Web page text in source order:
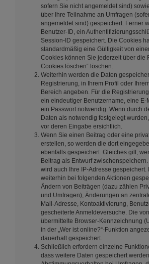
sofern Sie nicht angemeldet sind)
über Ihre Teilnahme an Umfragen
angemeldet sind) gespeichert. Ferner
Benutzer-ID, ein
Session-ID gespeichert. Die Cookies
standardmäßig eine Gültigkeit von
Cookies können Sie jederzeit über die
Cookies löschen“ löschen.
Weiterhin werden die Daten
Registrierung, in Ihrem Profil oder
Bereich angeben. Für die
ein eindeutiger Benutzername, eine E-
ein Passwort notwendig. Wenn durch
Daten als notwendig festgelegt
vor deren Eingabe ersichtlich.
Wenn Sie einen Beitrag oder eine
erstellen, so werden die dort
ebenfalls gespeichert. Gleiches gilt,
Beitrag als Entwurf
wird auch Ihre IP-Adresse gespeichert.
weiterhin bei folgenden Aktionen
Ändern von Beiträgen (dazu zählen
und Umfragen), Änderungen an
Mail-Adresse, Kontoaktivierung,
gescheiterte Anmeldeversuche. Die
übermittelte Browser-Kennzeichnung
in der „Wer ist online?“-Funktion
dauerhaft gespeichert.
Schließlich erfordern einzelne
dass weitere Daten gespeichert